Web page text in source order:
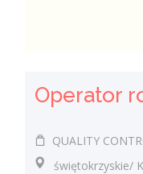
QUALITY CONTROL CENTER
świętokrzyskie/